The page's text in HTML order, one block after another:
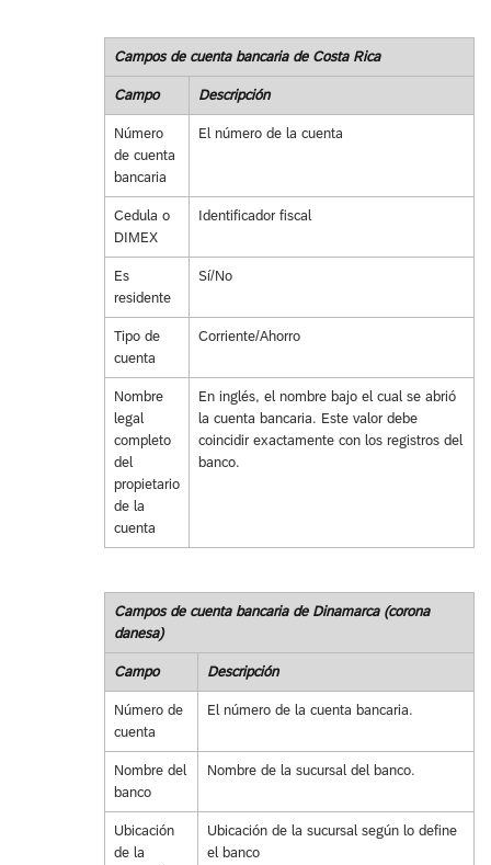
Campos de cuenta bancaria de Costa Rica
Campo Descripción
Número
de cuenta
bancaria
El número de la cuenta
Cedula o
DIMEX
Identificador fiscal
Es
residente
Sí/No
Tipo de
cuenta
Corriente/Ahorro
Nombre
legal
completo
del
propietario
de la
cuenta
En inglés, el nombre bajo el cual se abrió
la cuenta bancaria. Este valor debe
coincidir exactamente con los registros del
banco.
Campos de cuenta bancaria de Dinamarca (corona
danesa)
Campo Descripción
Número de
cuenta
El número de la cuenta bancaria.
Nombre del
banco
Nombre de la sucursal del banco.
Ubicación
de la
Ubicación de la sucursal según lo define
el banco